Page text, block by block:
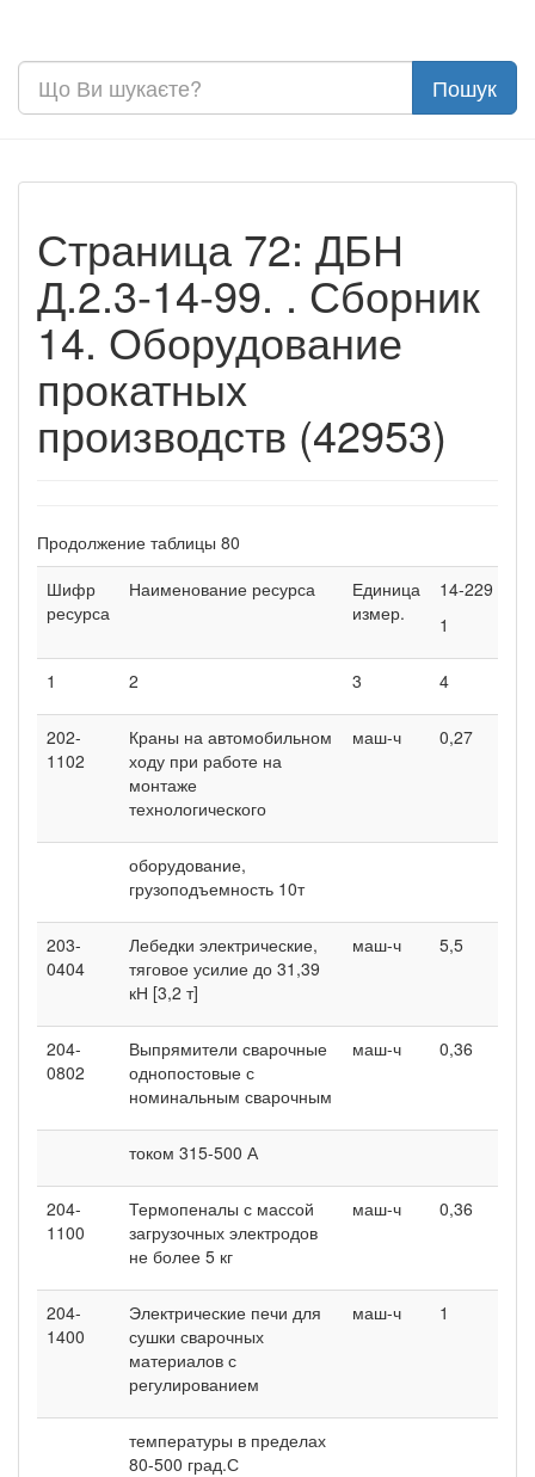
Страница 72: ДБН
Д.2.3-14-99. . Сборник
14. Оборудование
прокатных
производств (42953)
Продолжение таблицы 80
Шифр
ресурса
Наименование ресурса
Единица
измер.
14-229
1
1 2 3 4
202-
1102
Краны на автомобильном
ходу при работе на
монтаже
технологического
маш-ч 0,27
оборудование,
грузоподъемность 10т
203-
0404
Лебедки электрические,
тяговое усилие до 31,39
кН [3,2 т]
маш-ч 5,5
204-
0802
Выпрямители сварочные
однопостовые с
номинальным сварочным
маш-ч 0,36
током 315-500 А
204-
1100
Термопеналы с массой
загрузочных электродов
не более 5 кг
маш-ч 0,36
204-
1400
Электрические печи для
сушки сварочных
материалов с
регулированием
маш-ч 1
температуры в пределах
80-500 град.С